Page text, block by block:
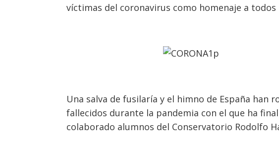
víctimas del coronavirus como homenaje a todos
Una salva de fusilaría y el himno de España
fallecidos durante la pandemia con el que ha
colaborado alumnos del Conservatorio Rodolfo